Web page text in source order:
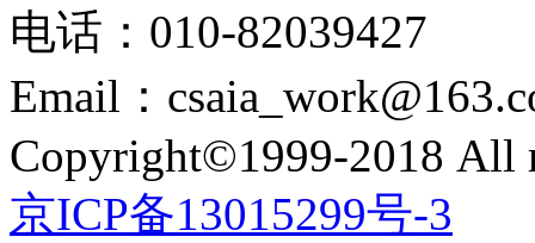
电话：010-82039427
Email：
Copyright©1999-2018 All
京ICP备13015299号-3